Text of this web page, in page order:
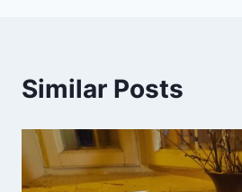
Similar Posts